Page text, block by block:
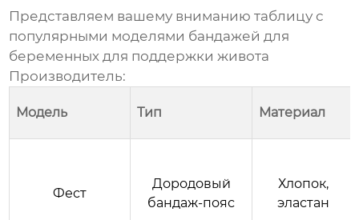
Представляем вашему вниманию таблицу с
популярными моделями бандажей для
беременных для поддержки живота
Производитель:
Модель Тип Материал
Фест
Дородовый
бандаж-пояс
Хлопок,
эластан